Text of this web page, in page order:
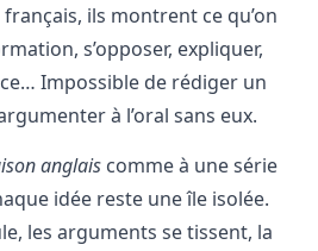
ils montrent ce qu’on
s’opposer, expliquer,
Impossible de rédiger un
à l’oral sans eux.
anglais comme à une série
idée reste une île isolée.
les arguments se tissent, la